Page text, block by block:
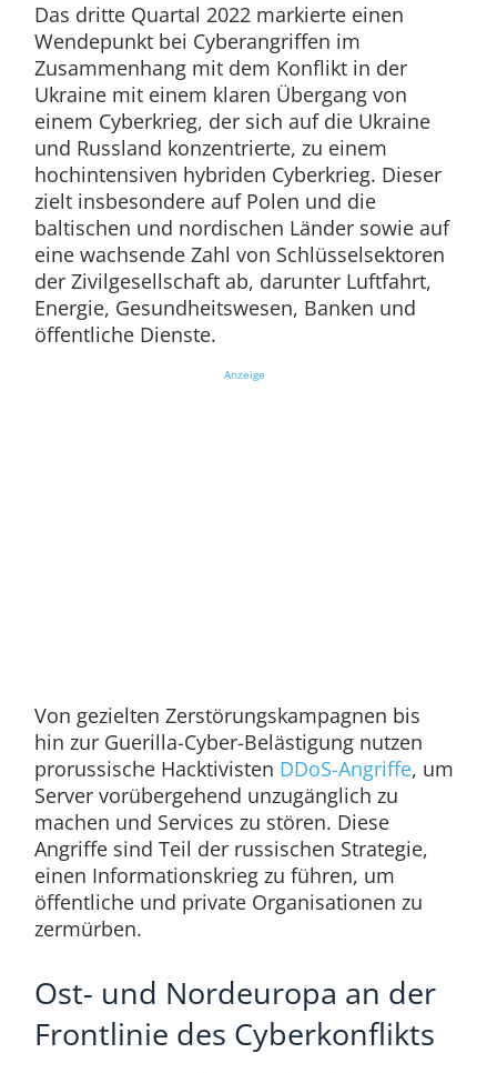
Das dritte Quartal 2022 markierte einen
Wendepunkt bei Cyberangriffen im
Zusammenhang mit dem Konflikt in der
Ukraine mit einem klaren Übergang von
einem Cyberkrieg, der sich auf die Ukraine
und Russland konzentrierte, zu einem
hochintensiven hybriden Cyberkrieg. Dieser
zielt insbesondere auf Polen und die
baltischen und nordischen Länder sowie auf
eine wachsende Zahl von Schlüsselsektoren
der Zivilgesellschaft ab, darunter Luftfahrt,
Energie, Gesundheitswesen, Banken und
öffentliche Dienste.
Anzeige
Von gezielten Zerstörungskampagnen bis
hin zur Guerilla-Cyber-Belästigung nutzen
prorussische Hacktivisten DDoS-Angriffe, um
Server vorübergehend unzugänglich zu
machen und Services zu stören. Diese
Angriffe sind Teil der russischen Strategie,
einen Informationskrieg zu führen, um
öffentliche und private Organisationen zu
zermürben.
Ost- und Nordeuropa an der
Frontlinie des Cyberkonflikts